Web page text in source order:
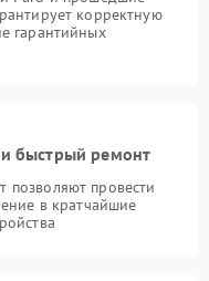
корректную
гарантийных
и быстрый ремонт
провести
в кратчайшие